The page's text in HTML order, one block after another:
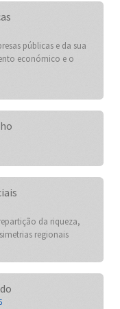
públicas e da sua
económico e o
da riqueza,
regionais